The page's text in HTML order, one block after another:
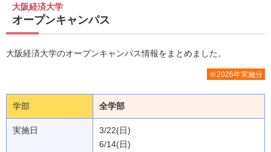
大阪経済大学
オープンキャンパス
大阪経済大学のオープンキャンパス情報をまとめました。
※2026年実施分
学部 全学部
実施日
3/22(日)
6/14(日)